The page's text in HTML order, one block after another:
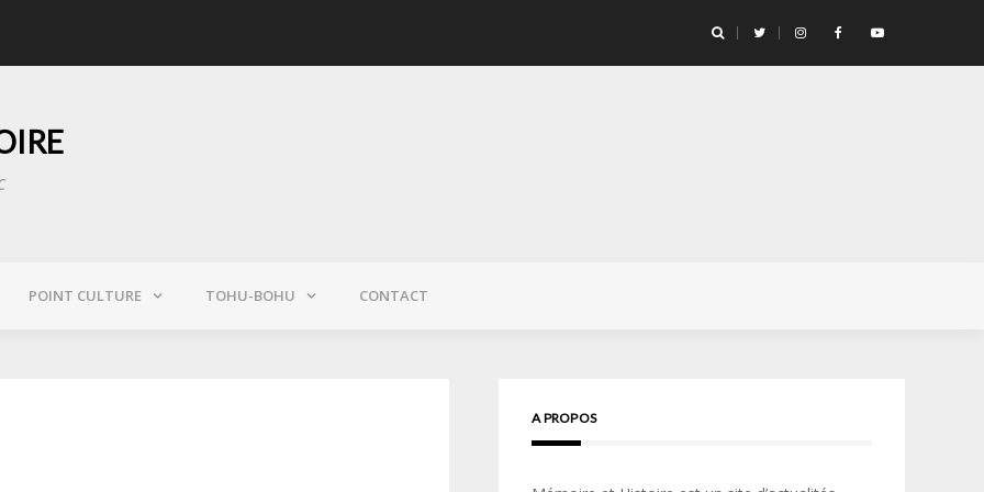
Notre-Dame des flammes « Au GIGN, on s’engage pour la vie… » Confidences d’un opérateur de l’unité d’élite
POINT CULTURE TOHU-BOHU CONTACT
A PROPOS